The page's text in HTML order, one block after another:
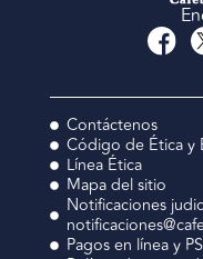
Contáctenos
Código de Ética y
Línea Ética
Mapa del sitio
Notificaciones
Pagos en línea y